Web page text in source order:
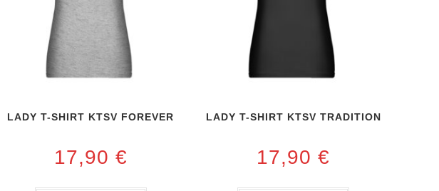
LADY T-SHIRT KTSV FOREVER
17,90 €
LADY T-SHIRT KTSV TRADITION
17,90€